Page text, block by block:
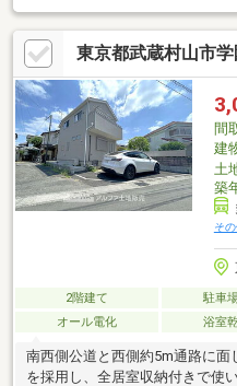
東京都武蔵村山市
間
建
土
築
そ
2階建て 駐車
オール電化
浴室
南西側公道と西側約5m通路に
を採用し、全居室収納付きで使